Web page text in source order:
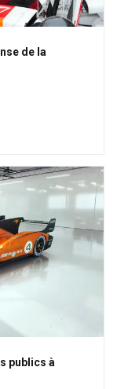
de la
publics à